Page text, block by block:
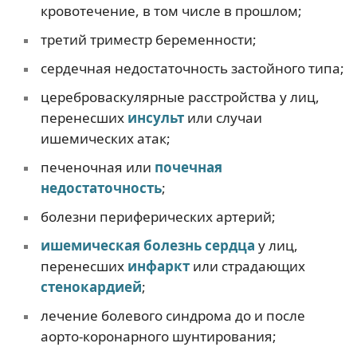
кровотечение, в том числе в прошлом;
третий триместр беременности;
сердечная недостаточность застойного типа;
цереброваскулярные расстройства у лиц,
перенесших инсультили случаи
ишемических атак;
печеночная или почечная
недостаточность;
болезни периферических артерий;
ишемическая болезнь сердца у лиц,
перенесших инфарктили страдающих
стенокардией;
лечение болевого синдрома до и после
аорто-коронарного шунтирования;